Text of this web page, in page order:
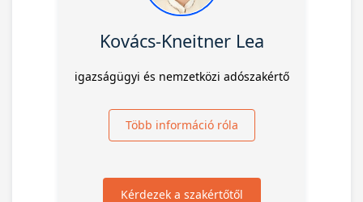
Kovács-Kneitner Lea
igazságügyi és nemzetközi adószakértő
Több információ róla
Kérdezek a szakértőtől